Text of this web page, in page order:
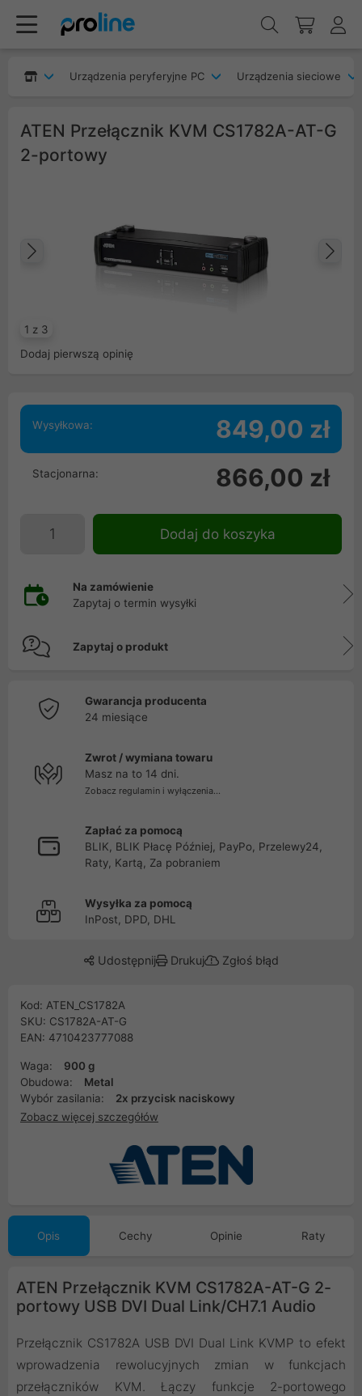
Urządzenia peryferyjne PC Urządzenia sieciowe
ATEN Przełącznik KVM CS1782A-AT-G
2-portowy
1 z 3
Poprzedni
Dodaj pierwszą opinię
Wysyłkowa: 849,00 zł
Stacjonarna: 866,00 zł
Dodaj do koszyka
Na zamówienie
Zapytaj o termin wysyłki
Zapytaj o produkt
Gwarancja producenta
24 miesiące
Zwrot / wymiana towaru
Masz na to 14 dni.
Zobacz regulamin i wyłączenia...
Zapłać za pomocą
BLIK, BLIK Płacę Później, PayPo, Przelewy24,
Raty, Kartą, Za pobraniem
Wysyłka za pomocą
InPost, DPD, DHL
Udostępnij Drukuj Zgłoś błąd
Kod: ATEN_CS1782A
SKU: CS1782A-AT-G
EAN: 4710423777088
Waga:
900 g
Obudowa:
Metal
Wybór zasilania:
2x przycisk naciskowy
Zobacz więcej szczegółów
Opis Cechy Opinie Raty
ATEN Przełącznik KVM CS1782A-AT-G 2-
portowy USB DVI Dual Link/CH7.1 Audio
Przełącznik CS1782A USB DVI Dual Link KVMP to efekt
wprowadzenia rewolucyjnych zmian w funkcjach
przełączników KVM. Łączy funkcje 2-portowego